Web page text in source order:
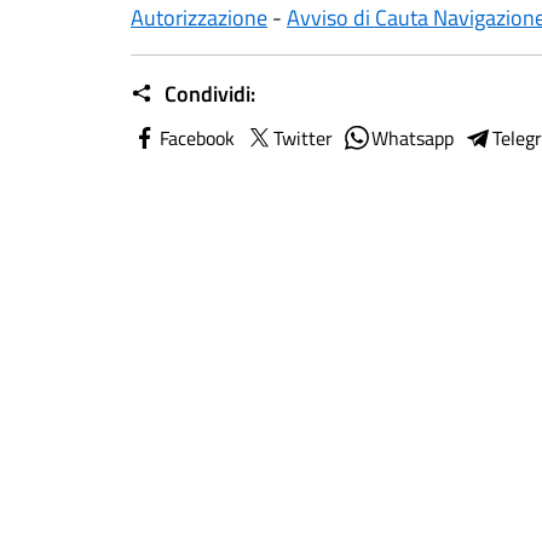
Autorizzazione-Avviso di Cauta
Condividi:
Facebook Twitter Whatsapp